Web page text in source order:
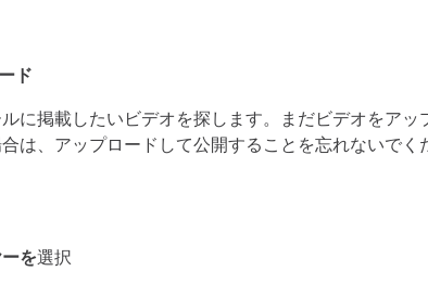
ド
に掲載したいビデオを探します。まだビデオをアッ
は、アップロードして公開することを忘れないでく
を選択